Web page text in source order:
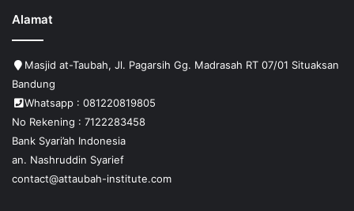
Alamat
Masjid at-Taubah, Jl. Pagarsih Gg. Madrasah RT 07/01 Situaksan
Bandung
Whatsapp : 081220819805
No Rekening : 7122283458
Bank Syari’ah Indonesia
an. Nashruddin Syarief
contact@attaubah-institute.com